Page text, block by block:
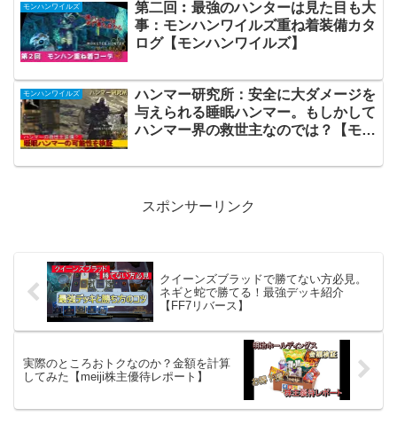
モンハンワイルズ
第二回︰最強のハンターは見た目も大
事：モンハンワイルズ重ね着装備カタ
ログ【モンハンワイルズ】
モンハンワイルズ
ハンマー研究所：安全に大ダメージを
与えられる睡眠ハンマー。もしかして
ハンマー界の救世主なのでは？【モン
スポンサーリンク
クイーンズブラッドで勝てない方必見。
ネギと蛇で勝てる！最強デッキ紹介
【FF7リバース】
実際のところおトクなのか？金額を計算
してみた【meiji株主優待レポート】